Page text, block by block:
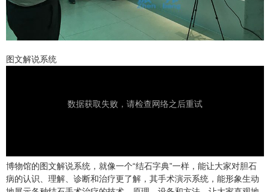
图文解说系统
博物馆的图文解说系统，就像一个“结石字典”一样，能让大家对胆石
病的认识、理解、诊断和治疗更了解，其手术演示系统，能形象生动